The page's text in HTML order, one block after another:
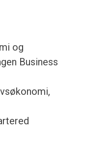
og
Business